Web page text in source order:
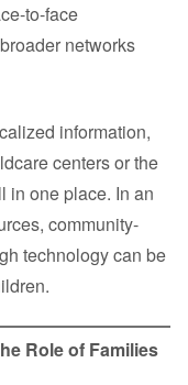
to-face
networks
information,
centers or the
in one place. In an
community-
technology can be
Role of Families